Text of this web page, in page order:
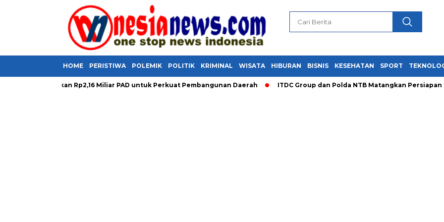
HOME PERISTIWA POLEMIK POLITIK KRIMINAL WISATA HIBURAN BISNIS KESEHATAN SPORT
Rp2,16 Miliar PAD untuk Perkuat Pembangunan Daerah ITDC Group dan Polda NTB Matangkan Persiapan